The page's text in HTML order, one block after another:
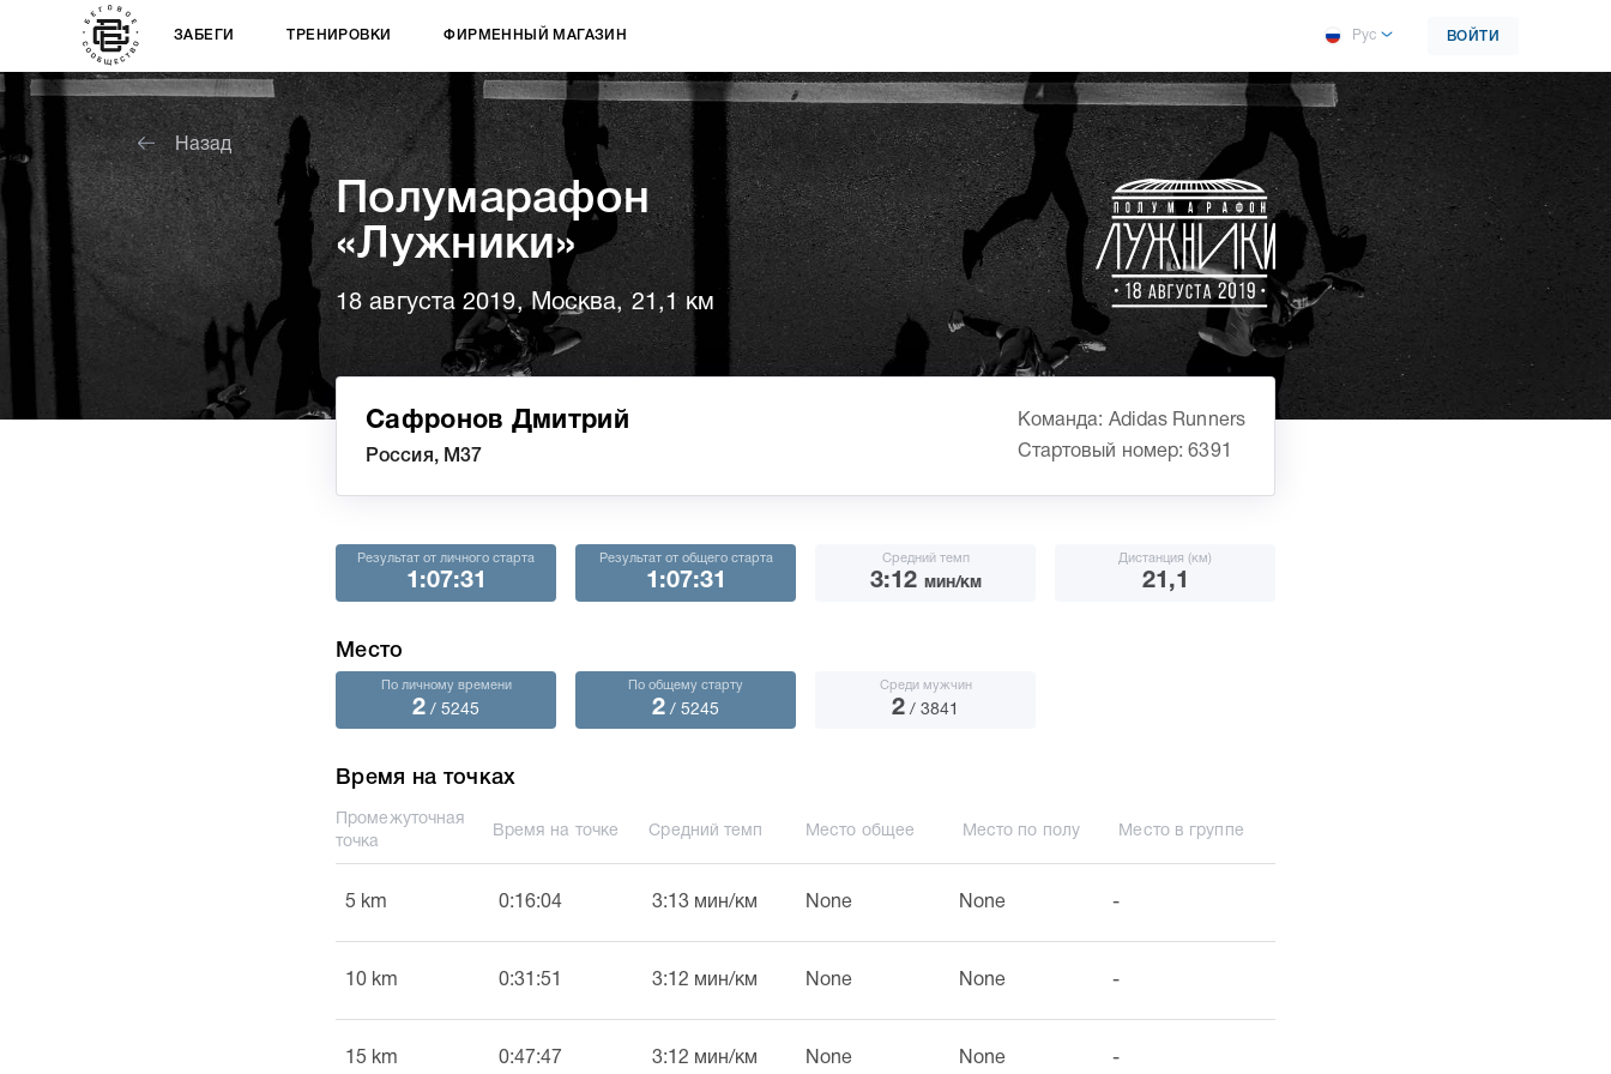
ЗАБЕГИ ТРЕНИРОВКИ ФИРМЕННЫЙ МАГАЗИН Рус ВОЙТИ
Назад
Полумарафон
«Лужники»
18 августа 2019, Москва, 21,1 км
Сафронов Дмитрий
Россия, М37
Команда: Adidas Runners
Стартовый номер: 6391
Результат от личного старта
1:07:31
Результат от общего старта
1:07:31
Средний темп
3:12 мин/км
Дистанция (км)
21,1
Место
По личному времени
2 / 5245
По общему старту
2 / 5245
Среди мужчин
2 / 3841
Время на точках
Промежуточная
точка
Время на точке Средний темп Место общее Место по полу Место в группе
5 km 0:16:04 3:13 мин/км None None -
10 km 0:31:51 3:12 мин/км None None -
15 km 0:47:47 3:12 мин/км None None -